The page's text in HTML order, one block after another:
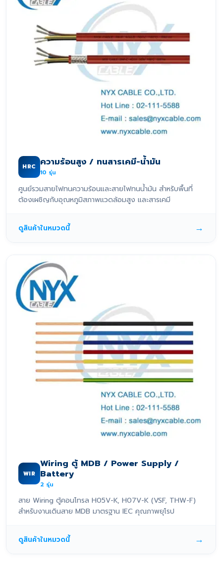
HRC ความร้อนสูง / ทนสารเคมี-น้ำมัน
10 รุ่น
ศูนย์รวมสายไฟทนความร้อนและสายไฟทนน้ำมัน สำหรับพื้นที่
ต้องเผชิญกับอุณหภูมิสภาพแวดล้อมสูง และสารเคมี
ดูสินค้าในหมวดนี้ →
WIR
Wiring ตู้ MDB / Power Supply /
Battery
2 รุ่น
สาย Wiring ตู้คอนโทรล H05V-K, H07V-K (VSF, THW-F)
สำหรับงานเดินสาย MDB มาตรฐาน IEC คุณภาพยุโรป
ดูสินค้าในหมวดนี้ →